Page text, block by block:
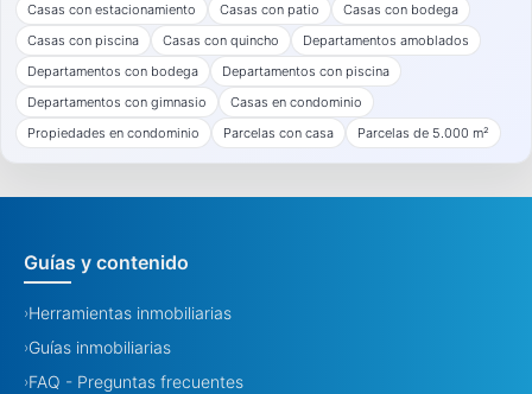
Casas con estacionamiento Casas con patio
Casas con bodega
Casas con piscina
Casas con quincho
Departamentos amoblados
Departamentos con bodega
Departamentos con piscina
Departamentos con gimnasio
Casas en condominio
Propiedades en condominio
Parcelas con casa Parcelas de 5.000 m²
Guías y contenido
›Herramientas inmobiliarias
›Guías inmobiliarias
›FAQ - Preguntas frecuentes